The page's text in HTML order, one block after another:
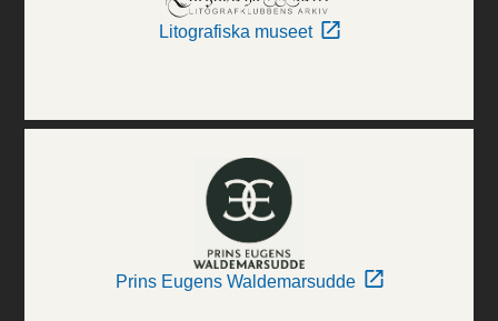
Litografiska museet
Prins Eugens Waldemarsudde